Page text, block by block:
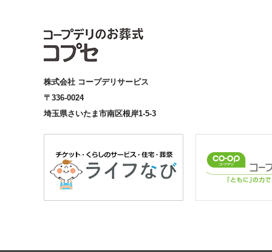
株式会社 コープデリサービス
〒336-0024
埼玉県さいたま市南区根岸1-5-3